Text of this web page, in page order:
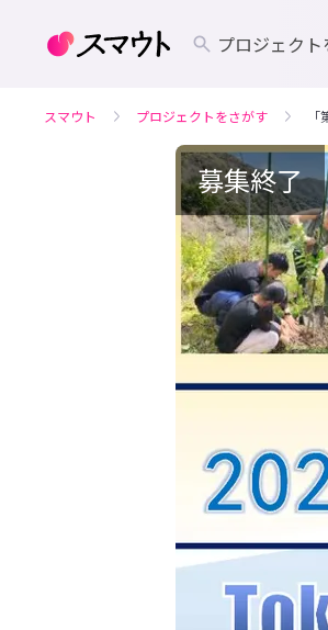
プロジェク
スマウト プロジェクトをさがす
募集終了